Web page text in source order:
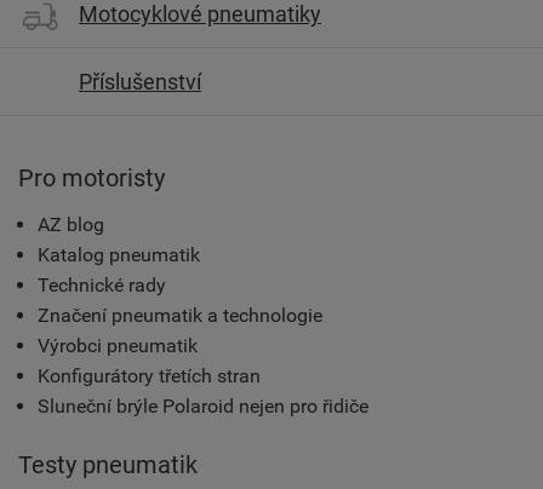
Motocyklové pneumatiky
Příslušenství
Pro motoristy
AZ blog
Katalog pneumatik
Technické rady
Značení pneumatik a technologie
Výrobci pneumatik
Konfigurátory třetích stran
Sluneční brýle Polaroid nejen pro řidiče
Testy pneumatik